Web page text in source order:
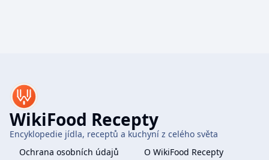
WikiFood Recepty
Encyklopedie jídla, receptů a kuchyní z celého světa
Ochrana osobních údajů
O WikiFood Recepty